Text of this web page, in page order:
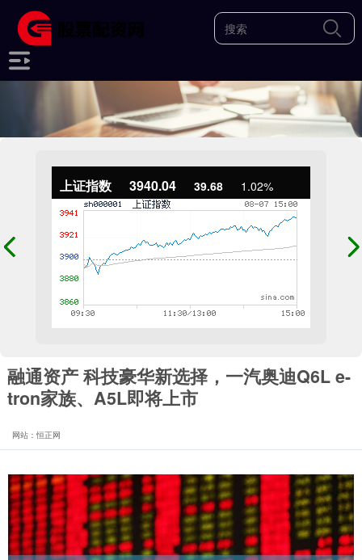
上证指数 3940.04 39.68 1.02%
融通资产 科技豪华新选择，一汽奥迪Q6L e-
tron家族、A5L即将上市
网站：恒正网